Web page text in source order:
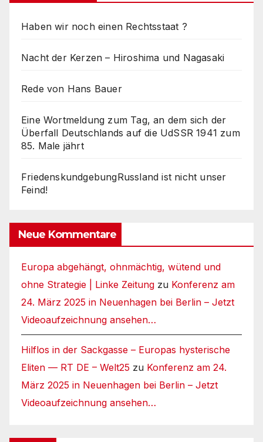
Haben wir noch einen Rechtsstaat ?
Nacht der Kerzen – Hiroshima und Nagasaki
Rede von Hans Bauer
Eine Wortmeldung zum Tag, an dem sich der
Überfall Deutschlands auf die UdSSR 1941 zum
85. Male jährt
FriedenskundgebungRussland ist nicht unser
Feind!
Neue Kommentare
Europa abgehängt, ohnmächtig, wütend und
ohne Strategie | Linke Zeitung zu Konferenz am
24. März 2025 in Neuenhagen bei Berlin – Jetzt
Videoaufzeichnung ansehen…
Hilflos in der Sackgasse – Europas hysterische
Eliten — RT DE – Welt25 zu Konferenz am 24.
März 2025 in Neuenhagen bei Berlin – Jetzt
Videoaufzeichnung ansehen…